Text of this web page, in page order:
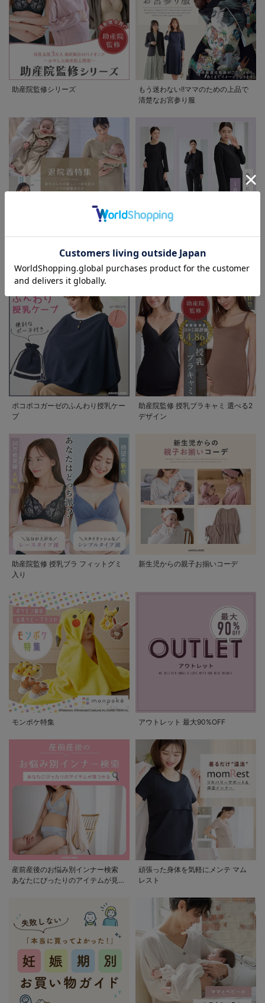
助産院監修シリーズ
もう迷わない!!ママのための上品で
清楚なお宮参り服
退院着特集 赤ちゃんとの新しい一
歩を彩るママの服装ガイド
妊婦さんの為の喪服マナー 急な訃
報にも慌てない。実用Q&Aガイド
ポコポコガーゼのふんわり授乳ケー
プ
助産院監修 授乳ブラキャミ 選べる2
デザイン
助産院監修 授乳ブラ フィットグミ
入り
新生児からの親子お揃いコーデ
モンポケ特集 アウトレット 最大90%OFF
産前産後のお悩み別インナー検索
あなたにぴったりのアイテムが見つ
頑張った身体を気軽にメンテ マム
レスト
お気に入り商品を確認する